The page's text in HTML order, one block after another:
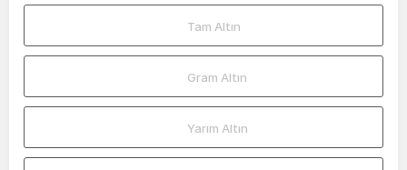
Tam Altın
Gram Altın
Yarım Altın